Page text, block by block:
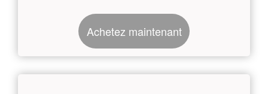
Achetez maintenant